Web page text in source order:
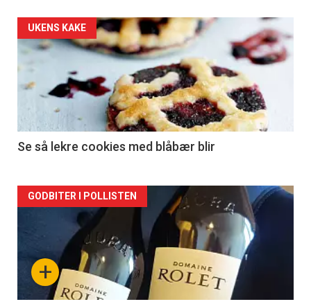
Forsiden
akkurat
nå
2
UKENS KAKE
Se så lekre cookies med blåbær blir
Forsiden
akkurat
nå+
GODBITER I POLLISTEN